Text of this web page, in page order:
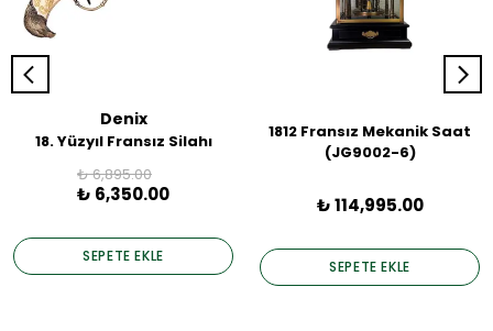
Denix
18. Yüzyıl Fransız Silahı
₺ 6,895.00
₺ 6,350.00
SEPETE EKLE
1812 Fransız Mekanik Saat
(JG9002-6)
₺ 114,995.00
SEPETE EKLE